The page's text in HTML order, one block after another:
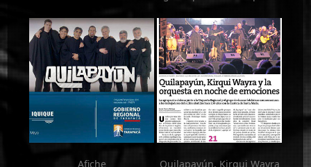
Afiche Quilapayún, Kirqui Wayra